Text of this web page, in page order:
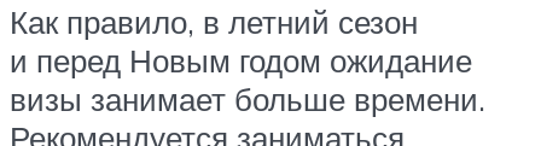
Как правило, в летний сезон
и перед Новым годом ожидание
визы занимает больше времени.
Рекомендуется заниматься